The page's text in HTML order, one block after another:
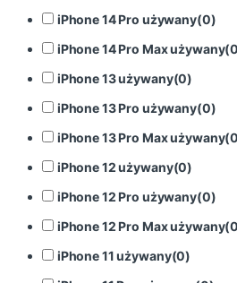
iPhone 14 Pro używany(0)
iPhone 14 Pro Max używany(
iPhone 13 używany(0)
iPhone 13 Pro używany(0)
iPhone 13 Pro Max używany(
iPhone 12 używany(0)
iPhone 12 Pro używany(0)
iPhone 12 Pro Max używany(
iPhone 11 używany(0)